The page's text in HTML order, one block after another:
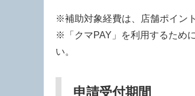
※補助対象経費は、店舗ポイン
※「クマPAY」を利用するため
い。
申請受付期間